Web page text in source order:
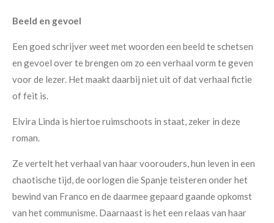
Beeld en gevoel
Een goed schrijver weet met woorden een beeld te schetsen
en gevoel over te brengen om zo een verhaal vorm te geven
voor de lezer. Het maakt daarbij niet uit of dat verhaal fictie
of feit is.
Elvira Linda is hiertoe ruimschoots in staat, zeker in deze
roman.
Ze vertelt het verhaal van haar voorouders, hun leven in een
chaotische tijd, de oorlogen die Spanje teisteren onder het
bewind van Franco en de daarmee gepaard gaande opkomst
van het communisme. Daarnaast is het een relaas van haar